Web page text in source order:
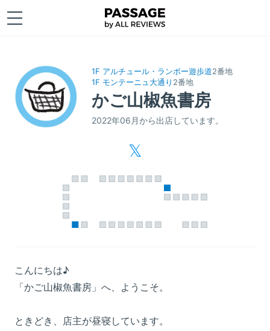
1F アルチュール・ランボー遊歩道2番地
1F モンテーニュ大通り 2番地
かご山椒魚書房
2022年06月から出店しています。
こんにちは♪
「かご山椒魚書房」へ、ようこそ。
ときどき、店主が昼寝しています。